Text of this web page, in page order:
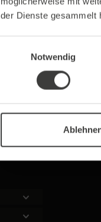
der Dienste gesammelt
Notwendig